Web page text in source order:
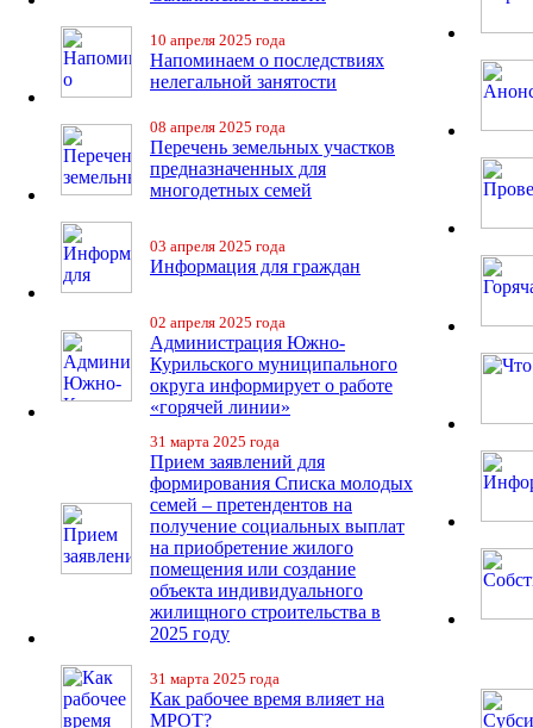
10 апреля 2025 года
Напоминаем о последствиях
нелегальной занятости
08 апреля 2025 года
Перечень земельных участков
предназначенных для
многодетных семей
03 апреля 2025 года
Информация для граждан
02 апреля 2025 года
Администрация Южно-
Курильского муниципального
округа информирует о работе
«горячей линии»
31 марта 2025 года
Прием заявлений для
формирования Списка молодых
семей – претендентов на
получение социальных выплат
на приобретение жилого
помещения или создание
объекта индивидуального
жилищного строительства в
2025 году
31 марта 2025 года
Как рабочее время влияет на
МРОТ?